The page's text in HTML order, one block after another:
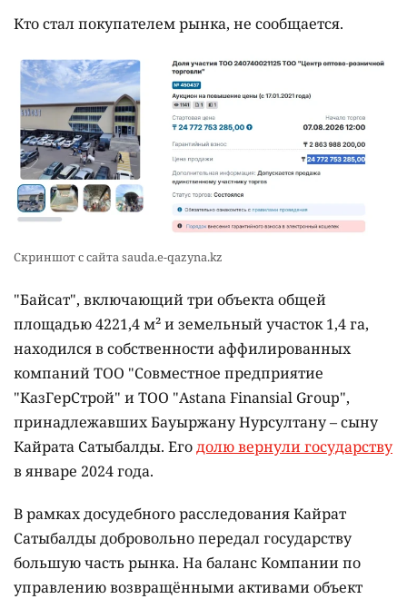
Кто стал покупателем рынка, не сообщается.
Скриншот с сайта sauda.e-qazyna.kz
"Байсат", включающий три объекта общей
площадью 4221,4 м² и земельный участок 1,4 га,
находился в собственности аффилированных
компаний ТОО "Совместное предприятие
"КазГерСтрой" и ТОО "Astana Finansial Group",
принадлежавших Бауыржану Нурсултану – сыну
Кайрата Сатыбалды. Егодолю вернули государству
в январе 2024 года.
В рамках досудебного расследования Кайрат
Сатыбалды добровольно передал государству
большую часть рынка. На баланс Компании по
управлению возвращёнными активами объект